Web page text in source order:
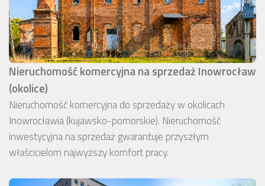
Nieruchomość komercyjna na sprzedaż Inowrocław
(okolice)
Nieruchomość komercyjna do sprzedaży w okolicach
Inowrocławia (kujawsko-pomorskie). Nieruchomość
inwestycyjna na sprzedaż gwarantuje przyszłym
właścicielom najwyższy komfort pracy.